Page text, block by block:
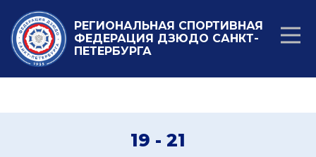
РЕГИОНАЛЬНАЯ СПОРТИВНАЯ
ФЕДЕРАЦИЯ ДЗЮДО САНКТ-
ПЕТЕРБУРГА
19 - 21